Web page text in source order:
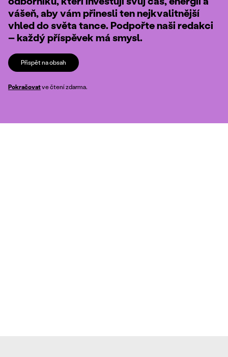
vášeň, aby vám přinesli ten nejkvalitnější
vhled do světa tance. Podpořte naši redakci
– každý příspěvek má smysl.
Přispět na obsah
Pokračovatve čtení zdarma.